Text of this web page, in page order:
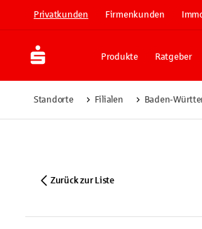
Privatkunden Firmenkunden
Produkte Ratgeber
Standorte Filialen Baden-
Zurück zur Liste